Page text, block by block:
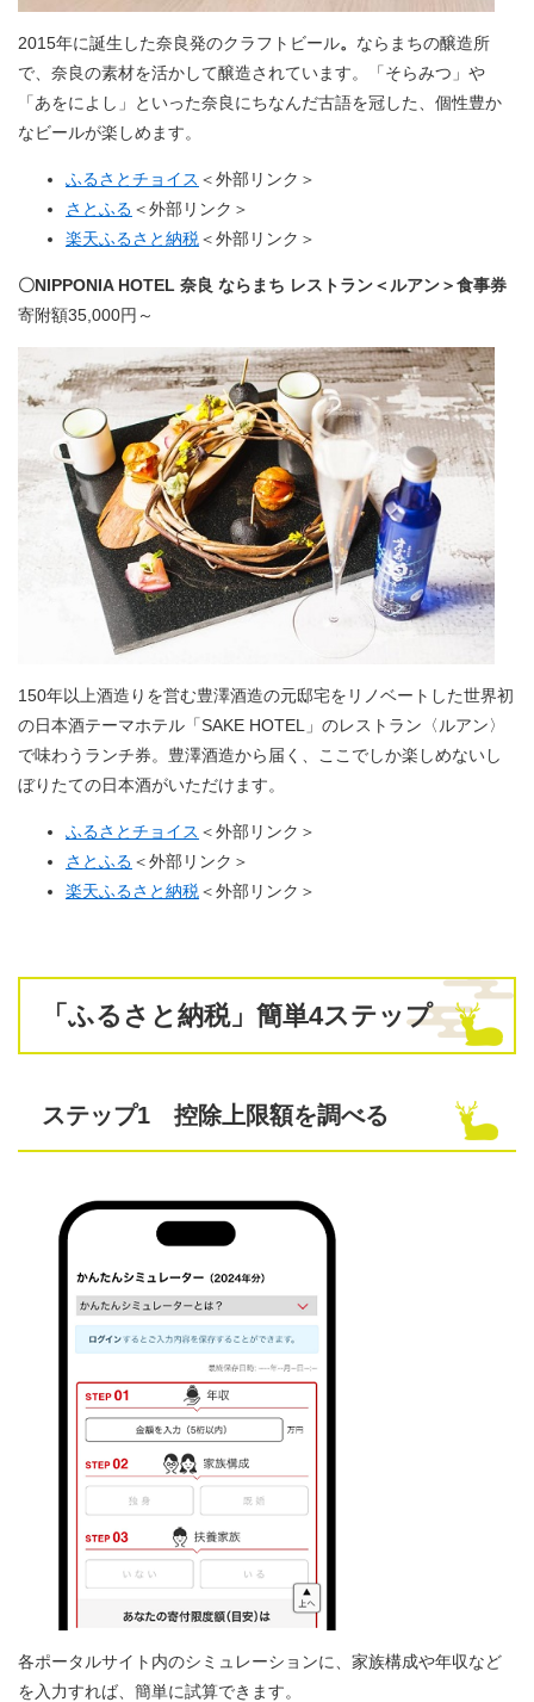
2015年に誕生した奈良発のクラフトビール。 ならまちの醸造所
で、奈良の素材を活かして醸造されています。「そらみつ」や
「あをによし」といった奈良にちなんだ古語を冠した、個性豊か
なビールが楽しめます。
ふるさとチョイス ＜外部リンク＞
さとふる ＜外部リンク＞
楽天ふるさと納税＜外部リンク＞
〇NIPPONIA HOTEL 奈良 ならまち レストラン＜ルアン＞食事券
寄附額35,000円～
150年以上酒造りを営む豊澤酒造の元邸宅をリノベートした世界初
の日本酒テーマホテル「SAKE HOTEL」のレストラン〈ルアン〉
で味わうランチ券。豊澤酒造から届く、ここでしか楽しめないし
ぼりたての日本酒がいただけます。
ふるさとチョイス ＜外部リンク＞
さとふる ＜外部リンク＞
楽天ふるさと納税＜外部リンク＞
「ふるさと納税」簡単4ステップ
ステップ1 控除上限額を調べる
各ポータルサイト内のシミュレーションに、家族構成や年収など
を入力すれば、簡単に試算できます。